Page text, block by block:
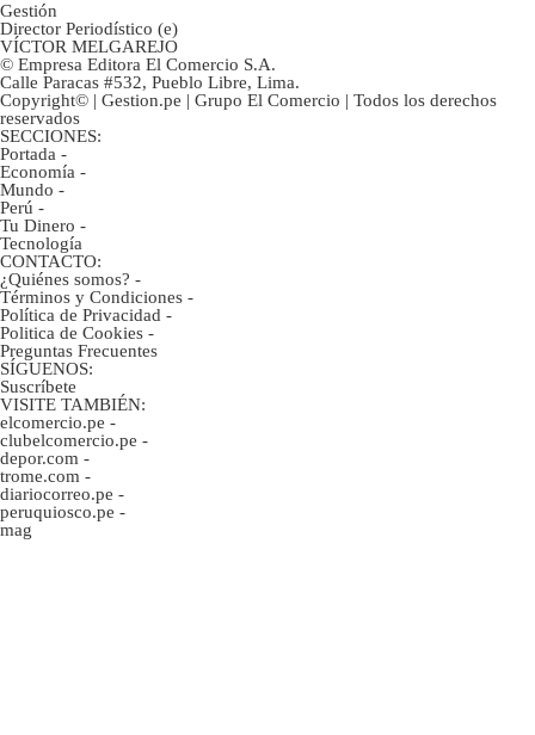
Gestión
Director Periodístico (e)
VÍCTOR MELGAREJO
© Empresa Editora El Comercio S.A.
Calle Paracas #532, Pueblo Libre, Lima.
Copyright© | Gestion.pe | Grupo El Comercio | Todos los derechos
reservados
SECCIONES:
Portada -
Economía -
Mundo -
Perú -
Tu Dinero -
Tecnología
CONTACTO:
¿Quiénes somos? -
Términos y Condiciones -
Política de Privacidad -
Politica de Cookies -
Preguntas Frecuentes
SÍGUENOS:
Suscríbete
VISITE TAMBIÉN:
elcomercio.pe -
clubelcomercio.pe -
depor.com -
trome.com -
diariocorreo.pe -
peruquiosco.pe -
mag